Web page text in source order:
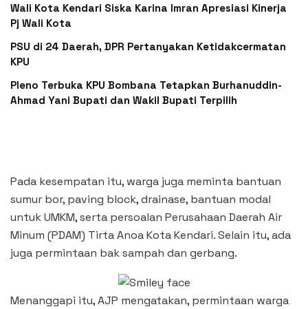
Wali Kota Kendari Siska Karina Imran Apresiasi Kinerja
Pj Wali Kota
PSU di 24 Daerah, DPR Pertanyakan Ketidakcermatan
KPU
Pleno Terbuka KPU Bombana Tetapkan Burhanuddin-
Ahmad Yani Bupati dan Wakil Bupati Terpilih
Pada kesempatan itu, warga juga meminta bantuan
sumur bor, paving block, drainase, bantuan modal
untuk UMKM, serta persoalan Perusahaan Daerah Air
Minum (PDAM) Tirta Anoa Kota Kendari. Selain itu, ada
juga permintaan bak sampah dan gerbang.
Menanggapi itu, AJP mengatakan, permintaan warga